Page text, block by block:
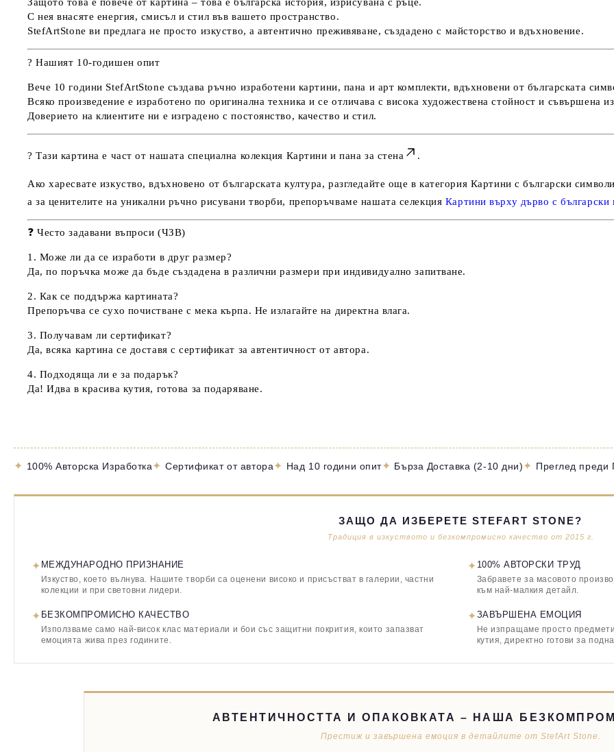
С нея внасяте енергия, смисъл и стил във вашето пространство.
StefArtStone ви предлага не просто изкуство, аавтентично преживяване, създадено с майсторство и вдъхновение.
?Нашият 10-годишен опит
Вече 10 години StefArtStone създаваръчно изработени картини, пана и арт комплекти, вдъхновени от българската
Всяко произведение е изработено по оригинална техника и се отличава свисока художествена стойност и съвършена
Доверието на клиентите ни е изградено с постоянство, качество и стил.
? Тази картина е част от нашата специална колекция Картини и пана за стена .
Ако харесвате изкуство, вдъхновено отбългарската култура, разгледайте още в категория Картини с български символи
а за ценителите на уникални ръчно рисувани творби, препоръчваме нашата селекция Картини върху дърво с
❓Често задавани въпроси (ЧЗВ)
1 . Може ли да се изработи в друг размер?
Да, по поръчка може да бъде създадена в различни размери при индивидуално запитване.
2. Как се поддържа картината?
Препоръчва се сухо почистване с мека кърпа. Не излагайте на директна влага.
3. Получавам ли сертификат?
Да, всяка картина се доставя ссертификат за автентичност от автора.
4. Подходяща ли е за подарък?
Да! Идва в красива кутия, готова за подаряване.
✦ 100% Авторска Изработка✦ Сертификат от автора✦ Над 10 години опит✦ Бърза Доставка (2-10 дни)✦ Преглед
ЗАЩО ДА ИЗБЕРЕТЕ STEFART STONE?
Традиция в изкуството и безкомпромисно качество от 2015 г.
✦ МЕЖДУНАРОДНО ПРИЗНАНИЕ
Изкуство, което вълнува. Нашите творби са оценени високо и присъстват в галерии, частни
колекции и при световни лидери.
✦ 100% АВТОРСКИ ТРУД
Забравете за масовото
към най-малкия детайл.
✦ БЕЗКОМПРОМИСНО КАЧЕСТВО
Използваме само най-висок клас материали и бои със защитни покрития, които запазват
емоцията жива през годините.
✦ЗАВЪРШЕНА ЕМОЦИЯ
Не изпращаме просто
кутия, директно готови за
АВТЕНТИЧНОСТТА И ОПАКОВКАТА – НАША
Престиж и завършена емоция в детайлите от StefArt Stone.